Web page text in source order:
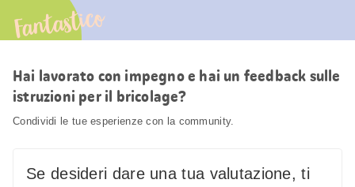
Fantastico
Hai lavorato con impegno e hai un feedback sulle
istruzioni per il bricolage?
Condividi le tue esperienze con la community.
Se desideri dare una tua valutazione, ti